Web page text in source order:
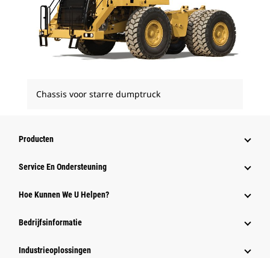
Chassis voor starre dumptruck
Producten
Service En Ondersteuning
Hoe Kunnen We U Helpen?
Bedrijfsinformatie
Industrieoplossingen